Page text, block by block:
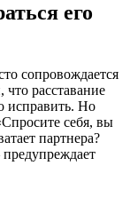
его
сопровождается
расставание
исправить. Но
себя, вы
партнера?